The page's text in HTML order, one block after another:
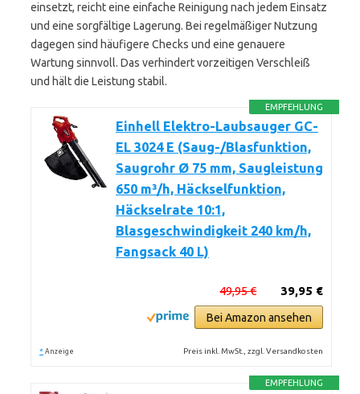
einsetzt, reicht eine einfache Reinigung nach jedem Einsatz
und eine sorgfältige Lagerung. Bei regelmäßiger Nutzung
dagegen sind häufigere Checks und eine genauere
Wartung sinnvoll. Das verhindert vorzeitigen Verschleiß
und hält die Leistung stabil.
EMPFEHLUNG
Einhell Elektro-Laubsauger GC-
EL 3024 E (Saug-/Blasfunktion,
Saugrohr Ø 75 mm, Saugleistung
650 m³/h, Häckselfunktion,
Häckselrate 10:1,
Blasgeschwindigkeit 240 km/h,
Fangsack 40 L)
39,95 €
49,95 €
Bei Amazon ansehen
* Anzeige Preis inkl. MwSt., zzgl. Versandkosten
EMPFEHLUNG